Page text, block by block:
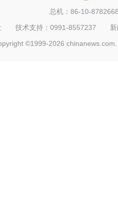
总机：86-10-
社 技术支持：0991-8557237
©1999-2026